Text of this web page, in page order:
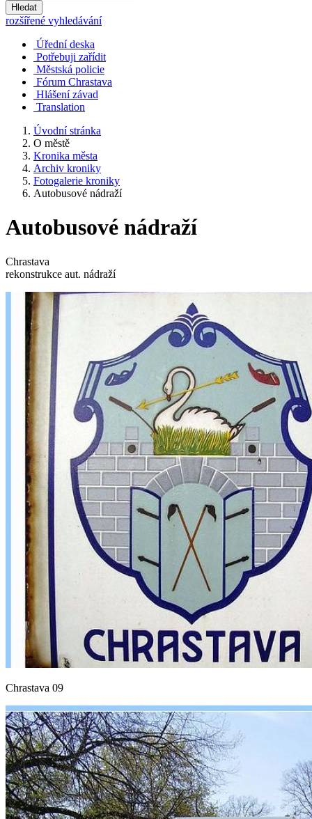
Hledat
rozšířené vyhledávání
Úřední deska
Potřebuji zařídit
Městská policie
Fórum Chrastava
Hlášení závad
Translation
Úvodní stránka
O městě
Kronika města
Archiv kroniky
Fotogalerie kroniky
Autobusové nádraží
Autobusové nádraží
Chrastava
rekonstrukce aut. nádraží
Chrastava 09